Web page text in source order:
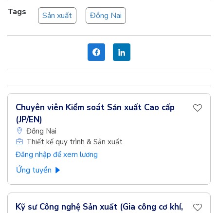
Tags Sản xuất Đồng Nai
Chuyên viên Kiểm soát Sản xuất Cao cấp
(JP/EN)
Đồng Nai
Thiết kế quy trình & Sản xuất
Đăng nhập để xem lương
Ứng tuyển
Kỹ sư Công nghệ Sản xuất (Gia công cơ khí,